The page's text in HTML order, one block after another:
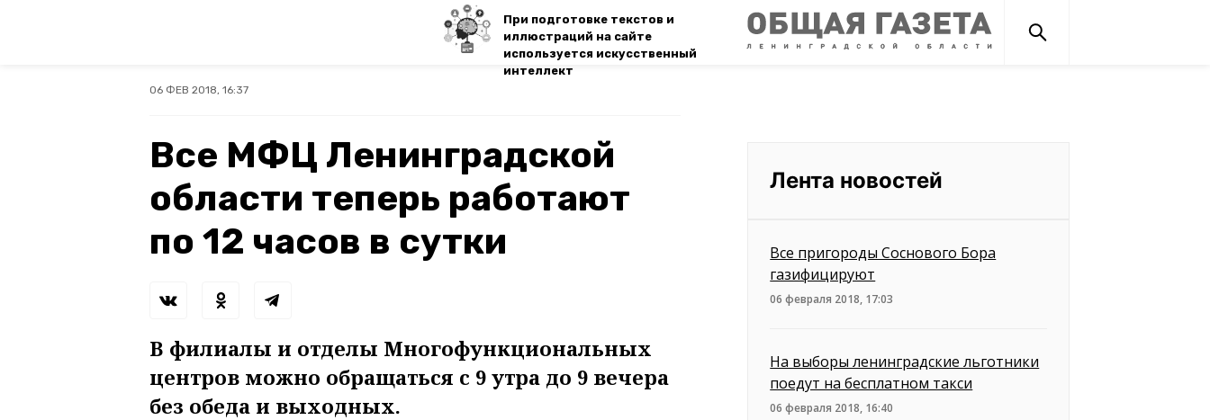
При подготовке текстов и
иллюстраций на сайте
используется искусственный
интеллект
06 ФЕВ 2018, 16:37
Все МФЦ Ленинградской
области теперь работают
по 12 часов в сутки
В филиалы и отделы Многофункциональных
центров можно обращаться с 9 утра до 9 вечера
без обеда и выходных.
Лента новостей
Все пригороды Соснового Бора
газифицируют
06 февраля 2018, 17:03
На выборы ленинградские льготники
поедут на бесплатном такси
06 февраля 2018, 16:40